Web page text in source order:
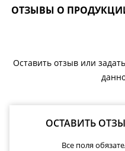
ОТЗЫВЫ О
Оставить отзыв или
ОСТАВИТЬ
Все поля